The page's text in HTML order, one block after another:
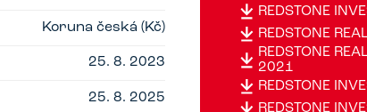
Koruna česká (Kč)
25. 8. 2023
25. 8. 2025
REDSTONE
REDSTONE
REDSTONE
2021
REDSTONE
REDSTONE